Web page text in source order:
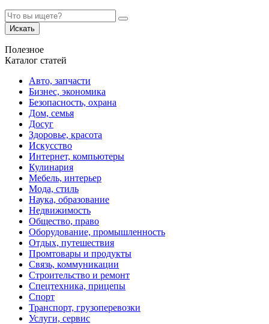
Искать
Полезное
Каталог статей
Авто, запчасти
Бизнес, экономика
Безопасность, охрана
Дом, семья
Досуг
Здоровье, красота
Искусство
Интернет, компьютеры
Кулинария
Мебель, интерьер
Мода, стиль
Наука, образование
Недвижимость
Общество, право
Оборудование, промышленность
Отдых, путешествия
Промтовары и продукты
Связь, коммуникации
Строительство и ремонт
Спецтехника, прицепы
Спорт
Транспорт, грузоперевозки
Услуги, сервис